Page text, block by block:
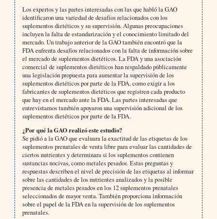
Los expertos y las partes interesadas con las que habló la GAO
identificaron una variedad de desafíos relacionados con los
suplementos dietéticos y su supervisión. Algunas preocupaciones
incluyen la falta de estandarización y el conocimiento limitado del
mercado. Un trabajo anterior de la GAO también encontró que la
FDA enfrenta desafíos relacionados con la falta de información sobre
el mercado de suplementos dietéticos. La FDA y una asociación
comercial de suplementos dietéticos han respaldado públicamente
una legislación propuesta para aumentar la supervisión de los
suplementos dietéticos por parte de la FDA, como exigir a los
fabricantes de suplementos dietéticos que registren cada producto
que hay en el mercado ante la FDA. Las partes interesadas que
entrevistamos también apoyaron una supervisión adicional de los
suplementos dietéticos por parte de la FDA.
¿Por qué la GAO realizó este estudio?
Se pidió a la GAO que evaluara la exactitud de las etiquetas de los
suplementos prenatales de venta libre para evaluar las cantidades de
ciertos nutrientes y determinara si los suplementos contienen
sustancias nocivas, como metales pesados. Estas preguntas y
respuestas describen el nivel de precisión de las etiquetas al informar
sobre las cantidades de los nutrientes analizados y la posible
presencia de metales pesados en los 12 suplementos prenatales
seleccionados de mayor venta. También proporciona información
sobre el papel de la FDA en la supervisión de los suplementos
prenatales.